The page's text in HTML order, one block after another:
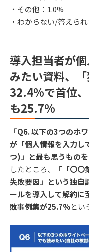
・その他：1.0%
・わからない/答えら
導入担当者が
みたい資料、
32.4%で首位、
も25.7%
「Q6. 以下の3つのホ
が「個人情報を入力し
つ)」と最も思うものを
したところ、
「「〇
失敗要因」という独自
ールを導入して解約に
敗事例集が25.7%とい